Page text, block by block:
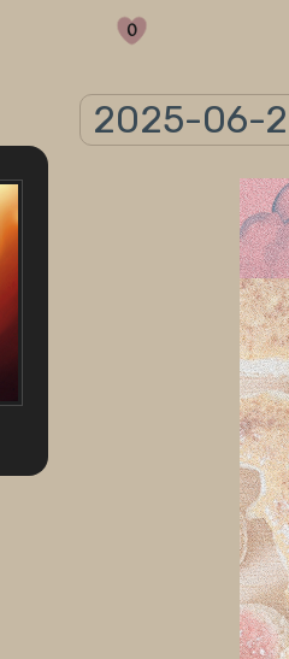
0
2025-06-